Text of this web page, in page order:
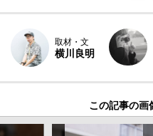
取材・文
横川良明
この記事の画